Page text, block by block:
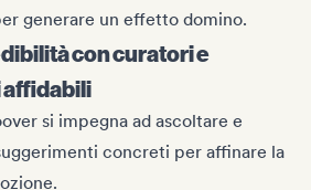
generare un effetto domino.
con curatori e
si impegna ad ascoltare e
concreti per affinare la